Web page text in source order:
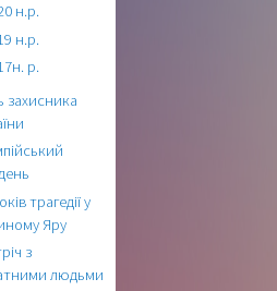
н.р.
н.р.
р.
захисника
трагедії у
Яру
з
людьми